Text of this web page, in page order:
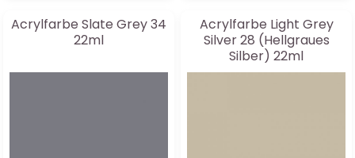
Acrylfarbe Slate Grey 34
22ml
Acrylfarbe Light Grey
Silver 28 (Hellgraues
Silber) 22ml